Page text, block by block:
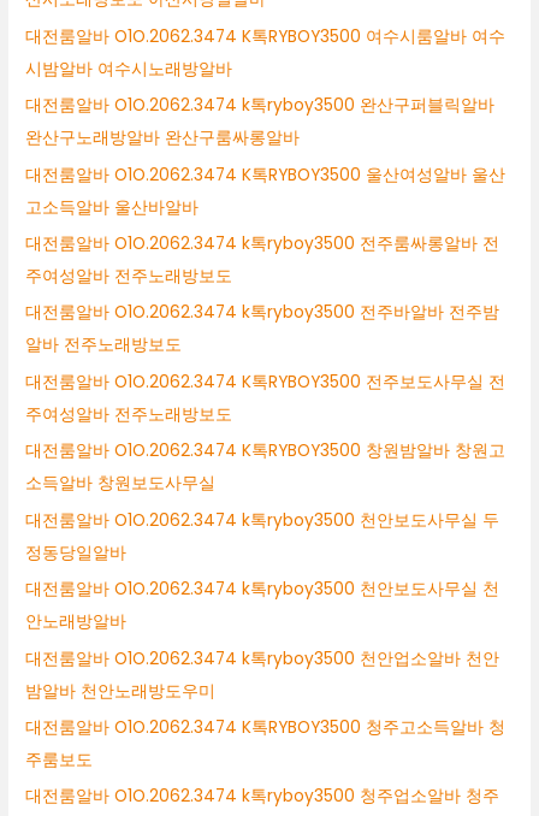
대전룸알바 O1O.2062.3474 K톡RYBOY3500 여수시룸알바 여수
시밤알바 여수시노래방알바
대전룸알바 O1O.2062.3474 k톡ryboy3500 완산구퍼블릭알바
완산구노래방알바 완산구룸싸롱알바
대전룸알바 O1O.2062.3474 K톡RYBOY3500 울산여성알바 울산
고소득알바 울산바알바
대전룸알바 O1O.2062.3474 k톡ryboy3500 전주룸싸롱알바 전
주여성알바 전주노래방보도
대전룸알바 O1O.2062.3474 k톡ryboy3500 전주바알바 전주밤
알바 전주노래방보도
대전룸알바 O1O.2062.3474 K톡RYBOY3500 전주보도사무실 전
주여성알바 전주노래방보도
대전룸알바 O1O.2062.3474 K톡RYBOY3500 창원밤알바 창원고
소득알바 창원보도사무실
대전룸알바 O1O.2062.3474 k톡ryboy3500 천안보도사무실 두
정동당일알바
대전룸알바 O1O.2062.3474 k톡ryboy3500 천안보도사무실 천
안노래방알바
대전룸알바 O1O.2062.3474 k톡ryboy3500 천안업소알바 천안
밤알바 천안노래방도우미
대전룸알바 O1O.2062.3474 K톡RYBOY3500 청주고소득알바 청
주룸보도
대전룸알바 O1O.2062.3474 k톡ryboy3500 청주업소알바 청주